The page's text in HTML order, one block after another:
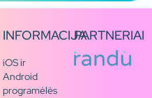
INFORMACIJA
iOS ir
Android
programėlės
PARTNERIAI